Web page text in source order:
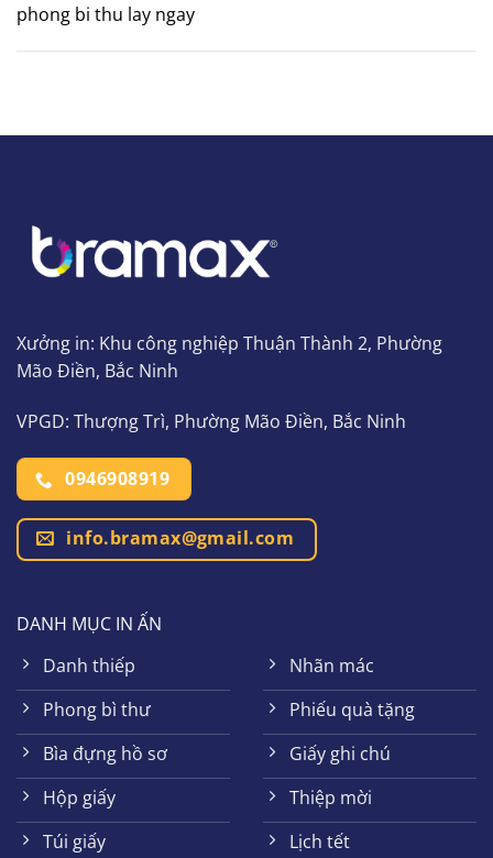
phong bi thu lay ngay
Xưởng in: Khu công nghiệp Thuận Thành 2, Phường
Mão Điền, Bắc Ninh
VPGD: Thượng Trì, Phường Mão Điền, Bắc Ninh
0946908919
info.bramax@gmail.com
DANH MỤC IN ẤN
Danh thiếp
Phong bì thư
Bìa đựng hồ sơ
Hộp giấy
Túi giấy
Nhãn mác
Phiếu quà tặng
Giấy ghi chú
Thiệp mời
Lịch tết